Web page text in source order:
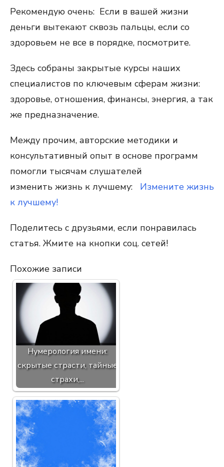
Рекомендую очень: Если в вашей жизни
деньги вытекают сквозь пальцы, если со
здоровьем не все в порядке, посмотрите.
Здесь собраны закрытые курсы наших
специалистов по ключевым сферам жизни:
здоровье, отношения, финансы, энергия, а так
же предназначение.
Между прочим, авторские методики и
консультативный опыт в основе программ
помогли тысячам слушателей
изменить жизнь к лучшему: Измените жизнь
к лучшему!
Поделитесь с друзьями, если понравилась
статья. Жмите на кнопки соц. сетей!
Похожие записи
Нумерология имени:
скрытые страсти, тайные
страхи,...